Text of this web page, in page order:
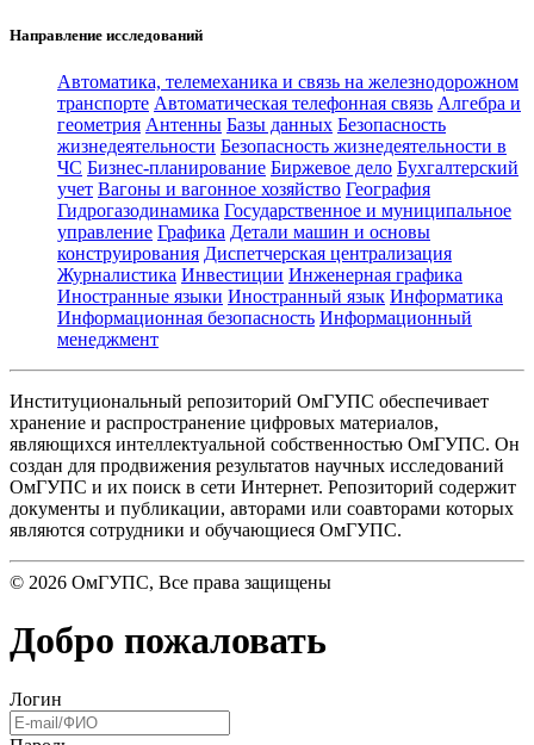
Направление исследований
Автоматика, телемеханика и связь на железнодорожном
транспорте Автоматическая телефонная связь Алгебра и
геометрия Антенны Базы данных Безопасность
жизнедеятельности Безопасность жизнедеятельности в
ЧС Бизнес-планирование Биржевое дело Бухгалтерский
учет Вагоны и вагонное хозяйство География
Гидрогазодинамика Государственное и муниципальное
управление Графика Детали машин и основы
конструирования Диспетчерская централизация
Журналистика Инвестиции Инженерная графика
Иностранные языки Иностранный язык Информатика
Информационная безопасность Информационный
менеджмент
Институциональный репозиторий ОмГУПС обеспечивает
хранение и распространение цифровых материалов,
являющихся интеллектуальной собственностью ОмГУПС. Он
создан для продвижения результатов научных исследований
ОмГУПС и их поиск в сети Интернет. Репозиторий содержит
документы и публикации, авторами или соавторами которых
являются сотрудники и обучающиеся ОмГУПС.
© 2026 ОмГУПС, Все права защищены
Добро пожаловать
Логин